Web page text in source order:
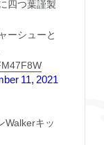
四つ葉謹製
ーシューと
11, 2021
Walkerキッ